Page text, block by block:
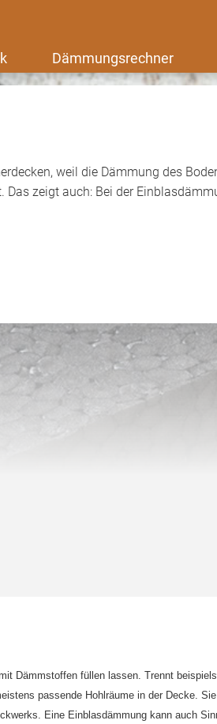
Dämmungsrechner
weil die Dämmung des
zeigt auch: Bei der
Dämmstoffen füllen lassen. Trennt
passende Hohlräume in der Decke.
Eine Einblasdämmung kann auch